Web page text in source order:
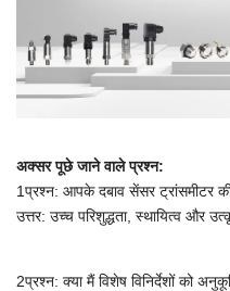
अक्सर पूछे जाने वाले प्रश्न:
1प्रश्न: आपके दबाव सेंसर ट्रांसमीटर
उत्तर: उच्च परिशुद्धता, स्थायित्व और
2प्रश्न: क्या मैं विशेष विनिर्देशों को